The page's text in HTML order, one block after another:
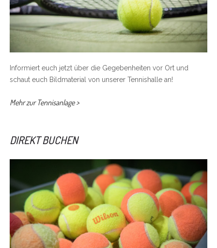
Informiert euch jetzt über die Gegebenheiten vor Ort und
schaut euch Bildmaterial von unserer Tennishalle an!
Mehr zur Tennisanlage >
DIREKT BUCHEN